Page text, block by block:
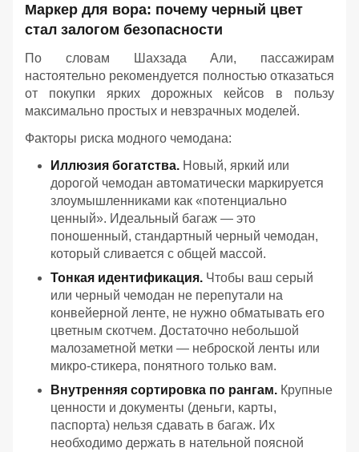
Маркер для вора: почему черный цвет
стал залогом безопасности
По словам Шахзада Али, пассажирам
настоятельно рекомендуется полностью отказаться
от покупки ярких дорожных кейсов в пользу
максимально простых и невзрачных моделей.
Факторы риска модного чемодана:
Иллюзия богатства. Новый, яркий или
дорогой чемодан автоматически маркируется
злоумышленниками как «потенциально
ценный». Идеальный багаж — это
поношенный, стандартный черный чемодан,
который сливается с общей массой.
Тонкая идентификация. Чтобы ваш серый
или черный чемодан не перепутали на
конвейерной ленте, не нужно обматывать его
цветным скотчем. Достаточно небольшой
малозаметной метки — неброской ленты или
микро-стикера, понятного только вам.
Внутренняя сортировка по рангам. Крупные
ценности и документы (деньги, карты,
паспорта) нельзя сдавать в багаж. Их
необходимо держать в нательной поясной